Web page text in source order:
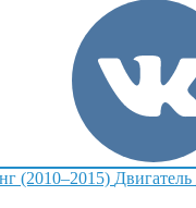
(2010–2015) Двигатель